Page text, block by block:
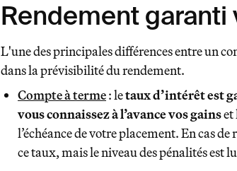
Compte à terme taux d’intérêt est
connaissez à l’avance vos gains
Fonds monétaire le taux d’intérêt est
Rendement garanti
L'une des principales différences entre un
dans la prévisibilité du rendement.
Compte à terme: letaux d’intérêt est
vous connaissez à l’avance vos gainset
l’échéance de votre placement. En cas
ce taux, mais le niveau des pénalités est